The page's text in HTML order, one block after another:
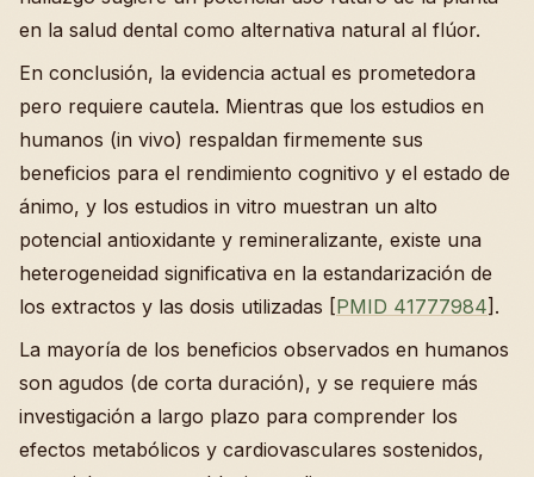
en la salud dental como alternativa natural al flúor.
En conclusión, la evidencia actual es prometedora
pero requiere cautela. Mientras que los estudios en
humanos (in vivo) respaldan firmemente sus
beneficios para el rendimiento cognitivo y el estado de
ánimo, y los estudios in vitro muestran un alto
potencial antioxidante y remineralizante, existe una
heterogeneidad significativa en la estandarización de
los extractos y las dosis utilizadas [PMID 41777984].
La mayoría de los beneficios observados en humanos
son agudos (de corta duración), y se requiere más
investigación a largo plazo para comprender los
efectos metabólicos y cardiovasculares sostenidos,